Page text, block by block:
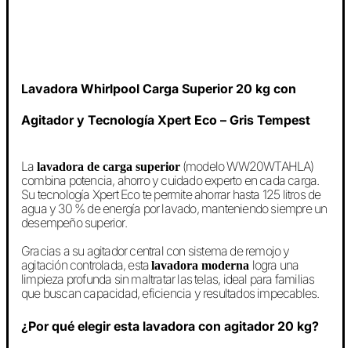
Lavadora Whirlpool Carga Superior 20 kg con
Agitador y Tecnología Xpert Eco – Gris Tempest
La lavadora de carga superior(modelo WW20WTAHLA)
combina potencia, ahorro y cuidado experto en cada carga.
Su tecnología Xpert Eco te permite ahorrar hasta 125 litros de
agua y 30 % de energía por lavado, manteniendo siempre un
desempeño superior.
Gracias a su agitador central con sistema de remojo y
agitación controlada, estalavadora moderna logra una
limpieza profunda sin maltratar las telas, ideal para familias
que buscan capacidad, eficiencia y resultados impecables.
¿Por qué elegir esta lavadora con agitador 20 kg?